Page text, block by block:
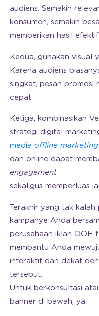
audiens. Semakin
konsumen, semakin
memberikan hasil efektif.
Kedua, gunakan visual
Karena audiens
singkat, pesan promosi
cepat.
Ketiga, kombinasikan
strategi digital
media offline marketing
dan online dapat
engagement
sekaligus memperluas
Terakhir yang tak
kampanye Anda
perusahaan iklan OOH
membantu Anda
interaktif dan dekat
tersebut.
Untuk berkonsultasi
banner di bawah, ya.